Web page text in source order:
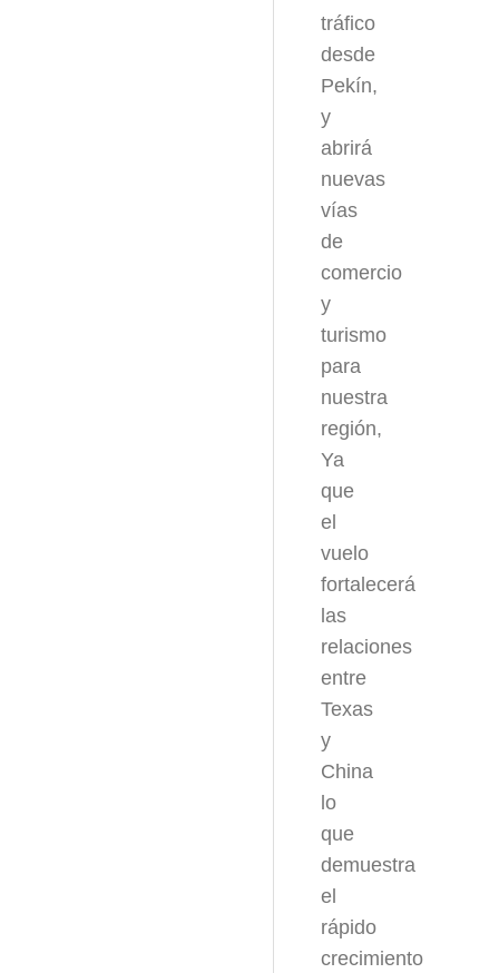
tráfico
desde
Pekín,
y
abrirá
nuevas
vías
de
comercio
y
turismo
para
nuestra
región,
Ya
que
el
vuelo
fortalecerá
las
relaciones
entre
Texas
y
China
lo
que
demuestra
el
rápido
crecimiento